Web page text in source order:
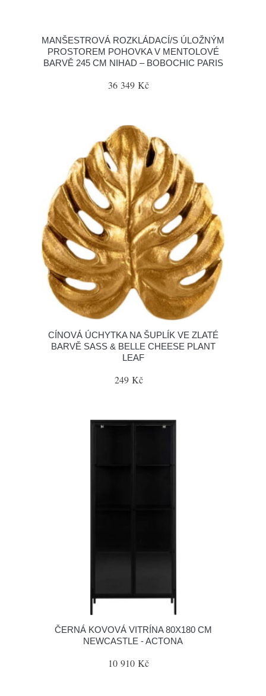
MANŠESTROVÁ ROZKLÁDACÍ/S ÚLOŽNÝM
PROSTOREM POHOVKA V MENTOLOVÉ
BARVĚ 245 CM NIHAD – BOBOCHIC PARIS
36 349 Kč
CÍNOVÁ ÚCHYTKA NA ŠUPLÍK VE ZLATÉ
BARVĚ SASS & BELLE CHEESE PLANT
LEAF
249 Kč
ČERNÁ KOVOVÁ VITRÍNA 80X180 CM
NEWCASTLE - ACTONA
10 910 Kč